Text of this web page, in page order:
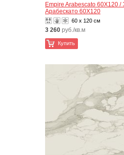
Empire Arabescato 60X120
Арабескато 60X120
60 x 120 см
3 260 руб./кв.м
Купить